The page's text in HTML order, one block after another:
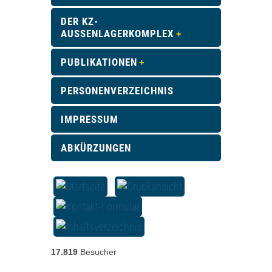
DER KZ-
AUSSENLAGERKOMPLEX
PUBLIKATIONEN
PERSONENVERZEICHNIS
IMPRESSUM
ABKÜRZUNGEN
17.819 Besucher